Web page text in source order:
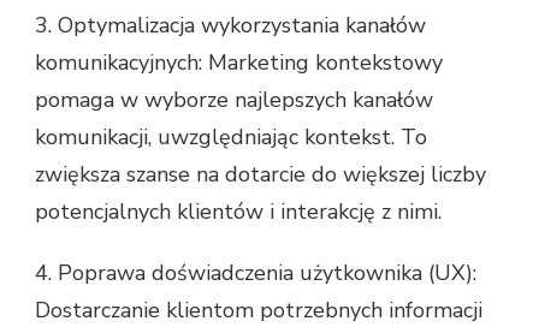
3. Optymalizacja wykorzystania kanałów
komunikacyjnych: Marketing kontekstowy
pomaga w wyborze najlepszych kanałów
komunikacji, uwzględniając kontekst. To
zwiększa szanse na dotarcie do większej liczby
potencjalnych klientów i interakcję z nimi.
4. Poprawa doświadczenia użytkownika (UX):
Dostarczanie klientom potrzebnych informacji